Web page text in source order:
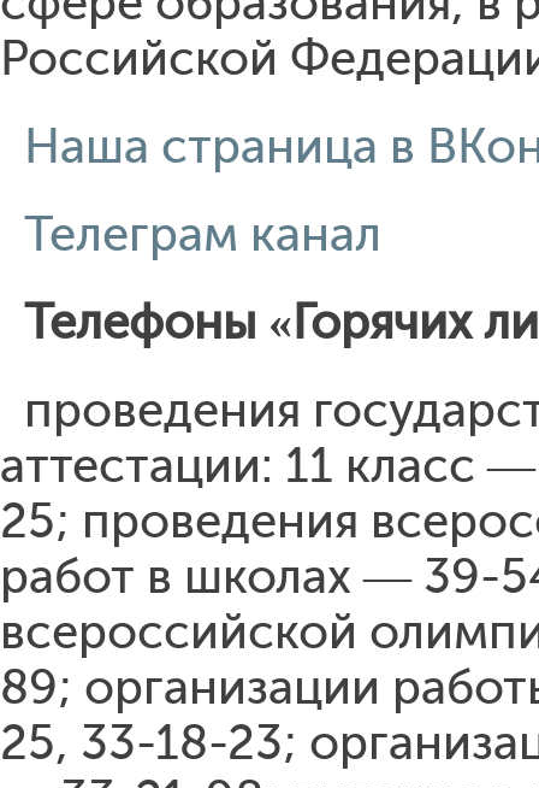
Российской
Наша страница в
Телеграм канал
Телефоны «Горячих
проведения
аттестации: 11 класс
25; проведения
работ в школах — 39-
всероссийской
89; организации
25, 33-18-23;